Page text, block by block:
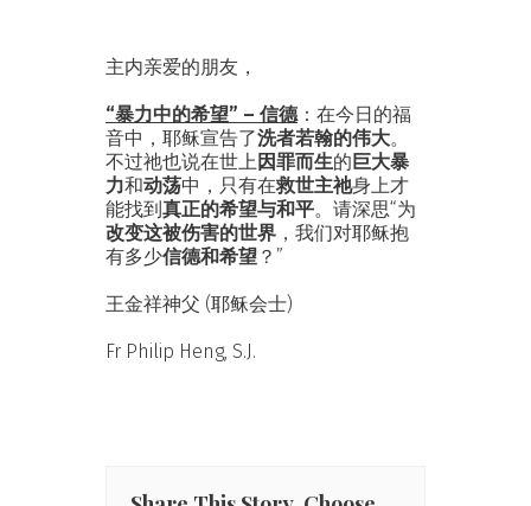
主内亲爱的朋友，
“暴力中的希望” – 信德：在今日的福
音中，耶稣宣告了洗者若翰的伟大。
不过祂也说在世上 因罪而生的 巨大暴
力和动荡中，只有在救世主祂身上才
能找到真正的希望与和平。请深思“为
改变这被伤害的世界 ，我们对耶稣抱
有多少信德和希望 ？”
王金祥神父 (耶稣会士)
Fr Philip Heng, S.J.